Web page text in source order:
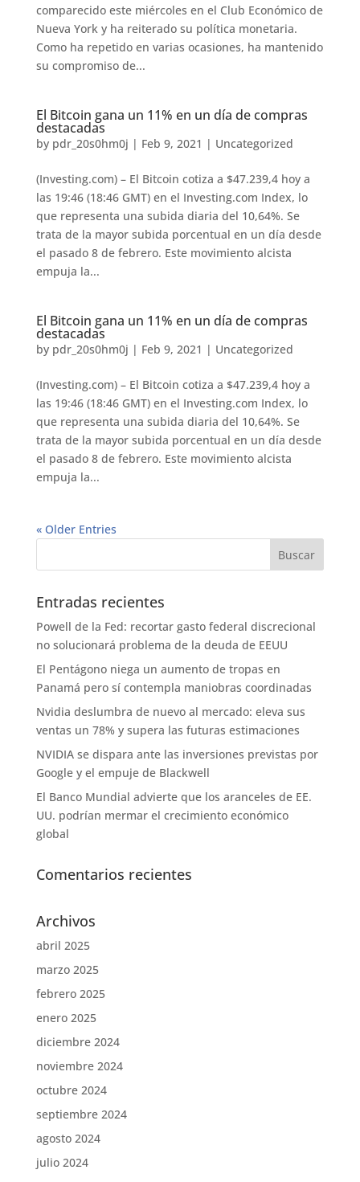
comparecido este miércoles en el Club Económico de
Nueva York y ha reiterado su política monetaria.
Como ha repetido en varias ocasiones, ha mantenido
su compromiso de...
El Bitcoin gana un 11% en un día de compras
destacadas
by pdr_20s0hm0j | Feb 9, 2021 | Uncategorized
(Investing.com) – El Bitcoin cotiza a $47.239,4 hoy a
las 19:46 (18:46 GMT) en el Investing.com Index, lo
que representa una subida diaria del 10,64%. Se
trata de la mayor subida porcentual en un día desde
el pasado 8 de febrero. Este movimiento alcista
empuja la...
El Bitcoin gana un 11% en un día de compras
destacadas
by pdr_20s0hm0j | Feb 9, 2021 | Uncategorized
(Investing.com) – El Bitcoin cotiza a $47.239,4 hoy a
las 19:46 (18:46 GMT) en el Investing.com Index, lo
que representa una subida diaria del 10,64%. Se
trata de la mayor subida porcentual en un día desde
el pasado 8 de febrero. Este movimiento alcista
empuja la...
« Older Entries
Entradas recientes
Powell de la Fed: recortar gasto federal discrecional
no solucionará problema de la deuda de EEUU
El Pentágono niega un aumento de tropas en
Panamá pero sí contempla maniobras coordinadas
Nvidia deslumbra de nuevo al mercado: eleva sus
ventas un 78% y supera las futuras estimaciones
NVIDIA se dispara ante las inversiones previstas por
Google y el empuje de Blackwell
El Banco Mundial advierte que los aranceles de EE.
UU. podrían mermar el crecimiento económico
global
Comentarios recientes
Archivos
abril 2025
marzo 2025
febrero 2025
enero 2025
diciembre 2024
noviembre 2024
octubre 2024
septiembre 2024
agosto 2024
julio 2024